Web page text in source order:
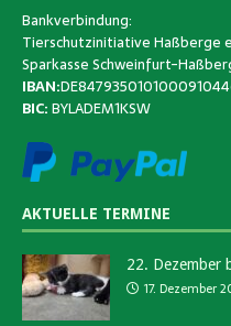
Bankverbindung:
Tierschutzinitiative Haßberge
Sparkasse Schweinfurt-
IBAN:
BIC:BYLADEM1KSW
AKTUELLE TERMINE
22. Dezember
17. Dezember